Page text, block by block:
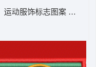
男
运动服饰标志图案 保罗 骑